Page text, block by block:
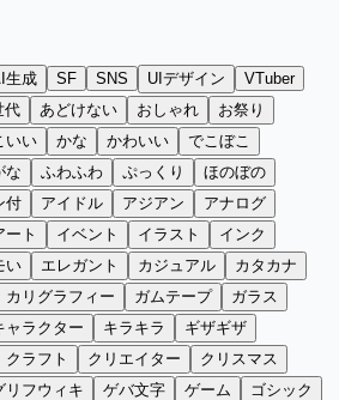
生成 SF SNS UIデザイン
VTuber
代 あどけない おしゃれ
お祭り
いい かな かわいい
でこぼこ
な ふわふわ ぷっくり
ほのぼの
付 アイドル アジアン
アナログ
ート イベント イラスト
インク
い エレガント カジュアル
カタカナ
カリグラフィー ガムテープ
ガラス
ャラクター キラキラ
ギザギザ
クラフト クリエイター
クリスマス
リフウィキ ゲバ文字 ゲーム
ゴシック